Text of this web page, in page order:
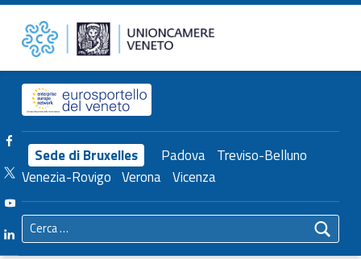
Unioncamere Veneto Flash – gennaio 2025 – Unioncamere del Veneto Unioncamere del Veneto
Header info sidebar
Sede di Bruxelles Padova Treviso-Belluno
Venezia-Rovigo Verona Vicenza
Facebook Unioncamere Veneto
Twitter Unioncamere Veneto
Youtube Unioncamere Veneto
Linkedin Unioncamere Veneto
Ricerca per: